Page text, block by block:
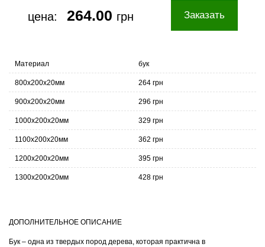
цена: 264.00 грн Заказать
Материал бук
800х200х20мм 264 грн
900х200х20мм 296 грн
1000х200х20мм 329 грн
1100х200х20мм 362 грн
1200х200х20мм 395 грн
1300х200х20мм 428 грн
ДОПОЛНИТЕЛЬНОЕ ОПИСАНИЕ
Бук – одна из твердых пород дерева, которая практична в